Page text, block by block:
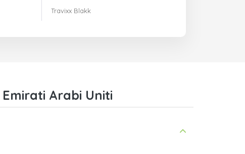
Travixx Blakk
Arabi Uniti